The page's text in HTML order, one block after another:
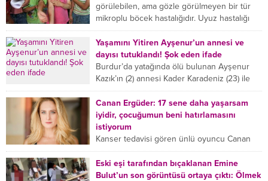
görülebilen, ama gözle görülmeyen bir tür
mikroplu böcek hastalığıdır. Uyuz hastalığı
(Urticaria), deride veya...
Yaşamını Yitiren Ayşenur’un annesi ve
dayısı tutuklandı! Şok eden ifade
Burdur’da yatağında ölü bulunan Ayşenur
Kazık’ın (2) annesi Kader Karadeniz (23) ile
dayısı Hızır Tunç Çetinkaya (19) tutuklandı.
Çetinkaya, ifadesinde...
Canan Ergüder: 17 sene daha yaşarsam
iyidir, çocuğumun beni hatırlamasını
istiyorum
Kanser tedavisi gören ünlü oyuncu Canan
Ergüder, hastalık sürecini anlattı: Meme
kanserine yakalanan ünlü oyuncu Canan
Ergüder aklıma ilk ölümün...
Eski eşi tarafından bıçaklanan Emine
Bulut’un son görüntüsü ortaya çıktı: Ölmek